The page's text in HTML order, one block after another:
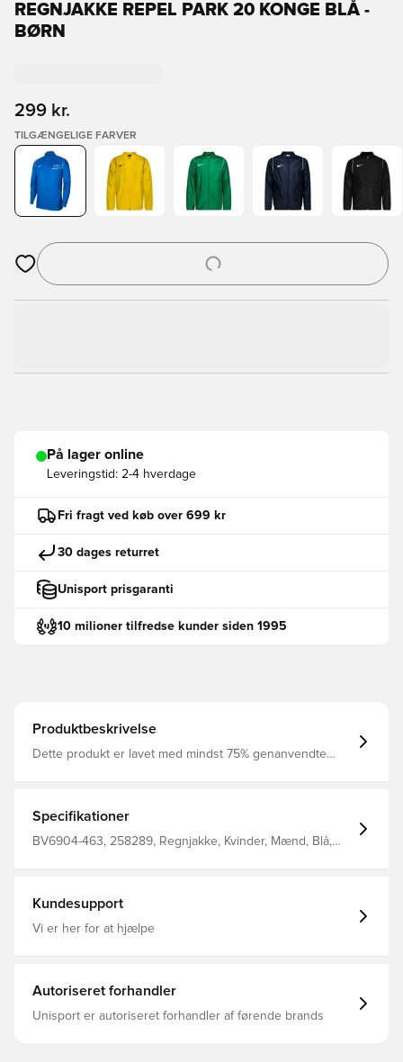
REGNJAKKE REPEL PARK 20 KONGE BLÅ -
BØRN
299 kr.
TILGÆNGELIGE FARVER
Åbner en Modal til at logge ind eller tilmelde dig som medlem
På lager online
Leveringstid: 2-4 hverdage
Fri fragt ved køb over 699 kr
30 dages returret
Unisport prisgaranti
10 milioner tilfredse kunder siden 1995
Produktbeskrivelse
Dette produkt er lavet med mindst 75% genanvendte
siderne, hvilket giver mulighed for opbevaring af
personlige ejendele Overdel med en vandafvisende
finish, som vil holde dig tør i let regn Regular fit
Specifikationer
BV6904-463, 258289, Regnjakke, Kvinder, Mænd, Blå,
Kundesupport
Vi er her for at hjælpe
Autoriseret forhandler
Unisport er autoriseret forhandler af førende brands